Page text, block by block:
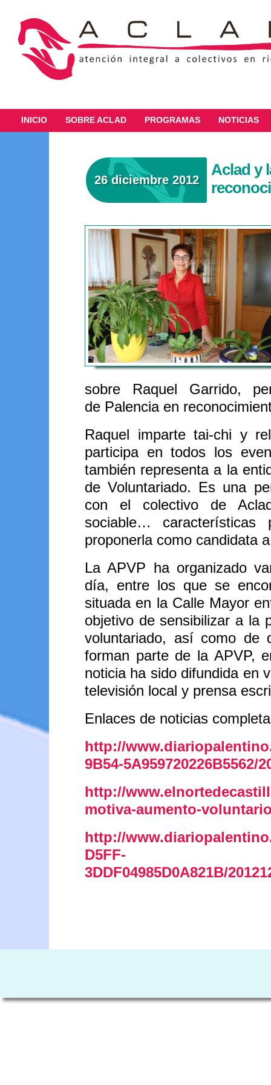
INICIO SOBRE ACLAD PROGRAMAS NOTICIAS
26 diciembre 2012
Aclad y
sobre Raquel Garrido,
de Palencia en
Raquel imparte tai-chi y
participa en todos los
también representa a la
de Voluntariado. Es una
con el colectivo de
sociable…
proponerla como candidata
La APVP ha organizado
día, entre los que se
situada en la Calle Mayor
objetivo de sensibilizar a la
voluntariado, así como de
forman parte de la APVP,
noticia ha sido difundida en
televisión local y prensa
Enlaces de noticias
http://
9B54-
http://
motiva-aumento-
http://
D5FF-
3DDF04985D0A821B/